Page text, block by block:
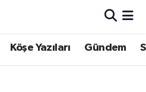
Köşe Yazıları Gündem